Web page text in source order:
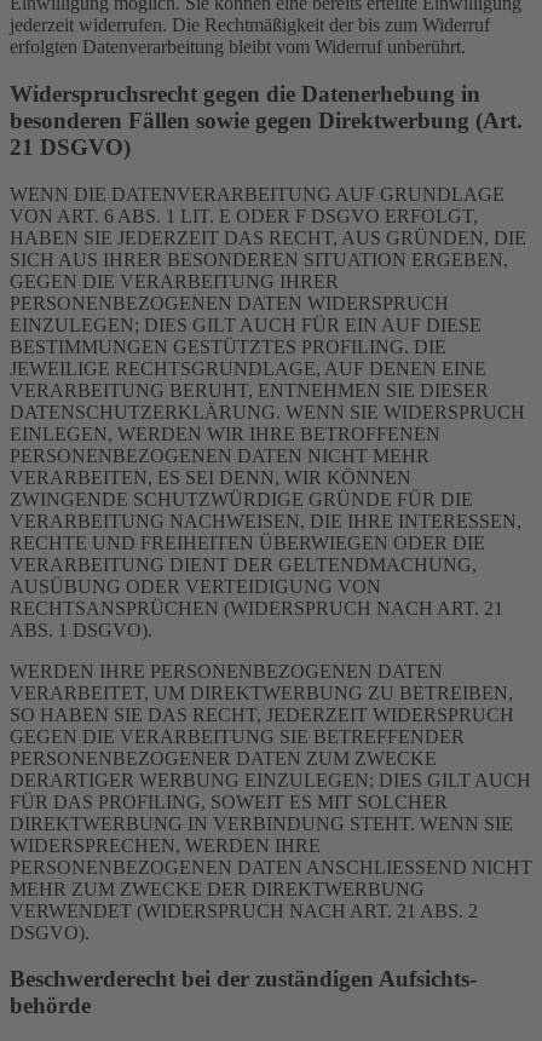
jederzeit widerrufen. Die Rechtmäßigkeit der bis zum Widerruf
erfolgten Datenverarbeitung bleibt vom Widerruf unberührt.
Widerspruchsrecht gegen die Datenerhebung in
besonderen Fällen sowie gegen Direktwerbung (Art.
21 DSGVO)
WENN DIE DATENVERARBEITUNG AUF GRUNDLAGE
VON ART. 6 ABS. 1 LIT. E ODER F DSGVO ERFOLGT,
HABEN SIE JEDERZEIT DAS RECHT, AUS GRÜNDEN, DIE
SICH AUS IHRER BESONDEREN SITUATION ERGEBEN,
GEGEN DIE VERARBEITUNG IHRER
PERSONENBEZOGENEN DATEN WIDERSPRUCH
EINZULEGEN; DIES GILT AUCH FÜR EIN AUF DIESE
BESTIMMUNGEN GESTÜTZTES PROFILING. DIE
JEWEILIGE RECHTSGRUNDLAGE, AUF DENEN EINE
VERARBEITUNG BERUHT, ENTNEHMEN SIE DIESER
DATENSCHUTZERKLÄRUNG. WENN SIE WIDERSPRUCH
EINLEGEN, WERDEN WIR IHRE BETROFFENEN
PERSONENBEZOGENEN DATEN NICHT MEHR
VERARBEITEN, ES SEI DENN, WIR KÖNNEN
ZWINGENDE SCHUTZWÜRDIGE GRÜNDE FÜR DIE
VERARBEITUNG NACHWEISEN, DIE IHRE INTERESSEN,
RECHTE UND FREIHEITEN ÜBERWIEGEN ODER DIE
VERARBEITUNG DIENT DER GELTENDMACHUNG,
AUSÜBUNG ODER VERTEIDIGUNG VON
RECHTSANSPRÜCHEN (WIDERSPRUCH NACH ART. 21
ABS. 1 DSGVO).
WERDEN IHRE PERSONENBEZOGENEN DATEN
VERARBEITET, UM DIREKTWERBUNG ZU BETREIBEN,
SO HABEN SIE DAS RECHT, JEDERZEIT WIDERSPRUCH
GEGEN DIE VERARBEITUNG SIE BETREFFENDER
PERSONENBEZOGENER DATEN ZUM ZWECKE
DERARTIGER WERBUNG EINZULEGEN; DIES GILT AUCH
FÜR DAS PROFILING, SOWEIT ES MIT SOLCHER
DIREKTWERBUNG IN VERBINDUNG STEHT. WENN SIE
WIDERSPRECHEN, WERDEN IHRE
PERSONENBEZOGENEN DATEN ANSCHLIESSEND NICHT
MEHR ZUM ZWECKE DER DIREKTWERBUNG
VERWENDET (WIDERSPRUCH NACH ART. 21 ABS. 2
DSGVO).
Beschwerde­recht bei der zuständigen Aufsichts­
behörde